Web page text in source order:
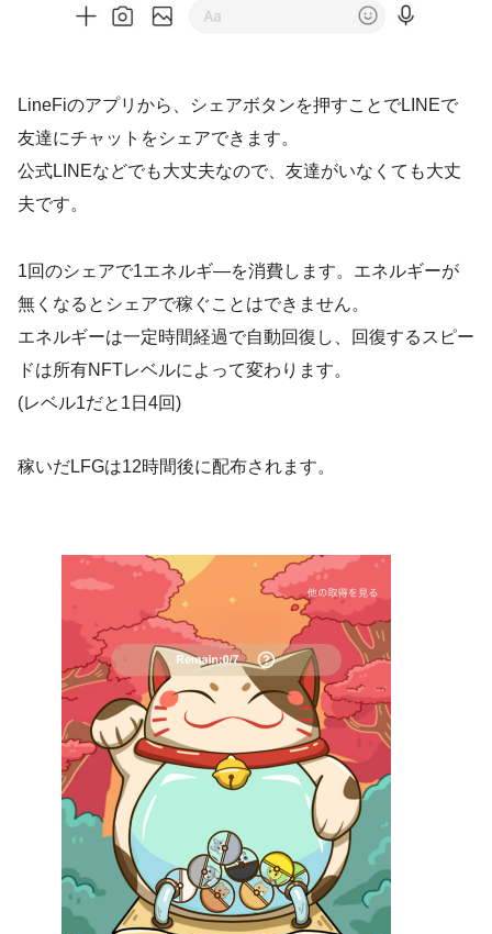
LineFiのアプリから、シェアボタンを押すことでLINEで
友達にチャットをシェアできます。
公式LINEなどでも大丈夫なので、友達がいなくても大丈
夫です。
1回のシェアで1エネルギ―を消費します。エネルギーが
無くなるとシェアで稼ぐことはできません。
エネルギーは一定時間経過で自動回復し、回復するスピー
ドは所有NFTレベルによって変わります。
(レベル1だと1日4回)
稼いだLFGは12時間後に配布されます。